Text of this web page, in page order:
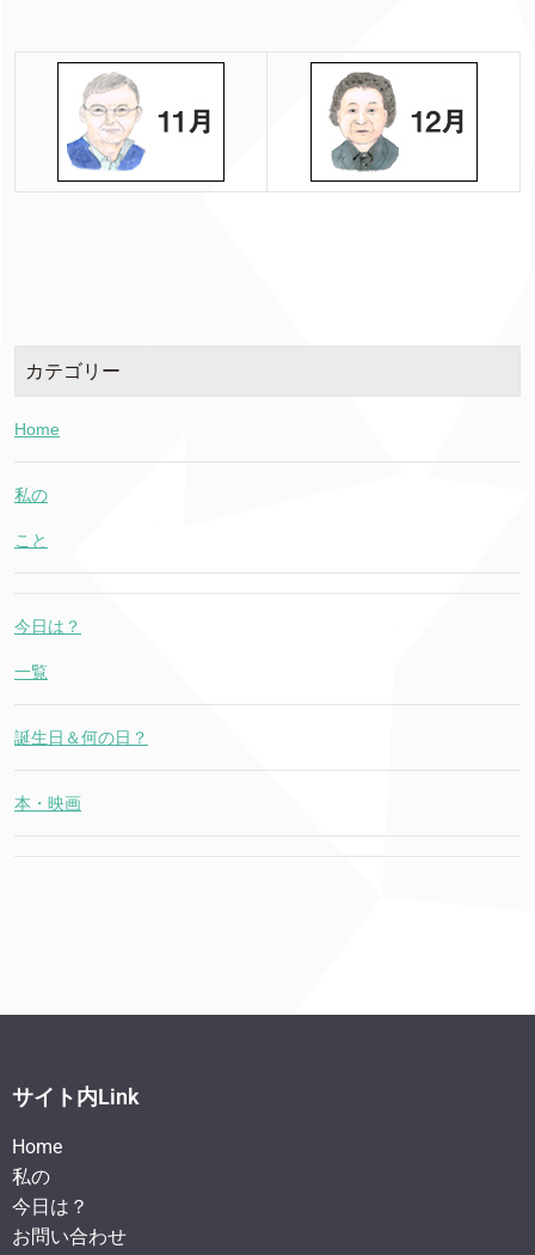
カテゴリー
Home
私の
こと
今日は？
一覧
誕生日＆何の日？
本・映画
サイト内Link
Home
私の
今日は？
お問い合わせ